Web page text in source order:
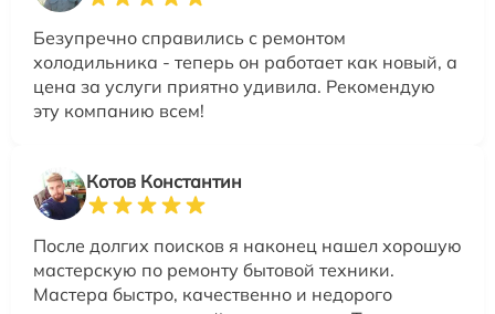
Безупречно справились с ремонтом
холодильника - теперь он работает как новый, а
цена за услуги приятно удивила. Рекомендую
эту компанию всем!
Котов Константин
После долгих поисков я наконец нашел хорошую
мастерскую по ремонту бытовой техники.
Мастера быстро, качественно и недорого